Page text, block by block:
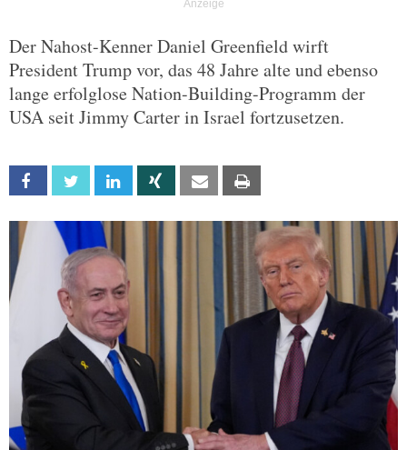
Der Nahost-Kenner Daniel Greenfield wirft
President Trump vor, das 48 Jahre alte und ebenso
lange erfolglose Nation-Building-Programm der
USA seit Jimmy Carter in Israel fortzusetzen.
Facebook Twitter Linkedin Xing Email